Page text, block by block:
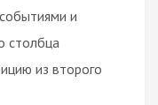
и
столбца
из второго